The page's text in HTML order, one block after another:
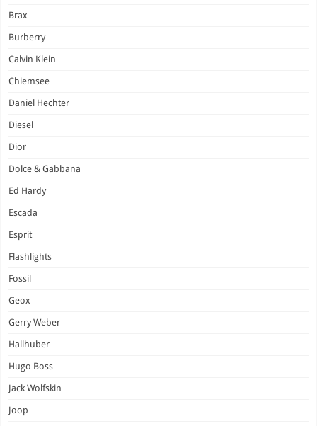
Brax
Burberry
Calvin Klein
Chiemsee
Daniel Hechter
Diesel
Dior
Dolce & Gabbana
Ed Hardy
Escada
Esprit
Flashlights
Fossil
Geox
Gerry Weber
Hallhuber
Hugo Boss
Jack Wolfskin
Joop